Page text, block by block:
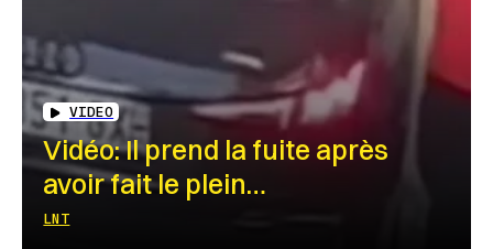
VIDEO
Vidéo: Il prend la fuite après
avoir fait le plein…
LNT